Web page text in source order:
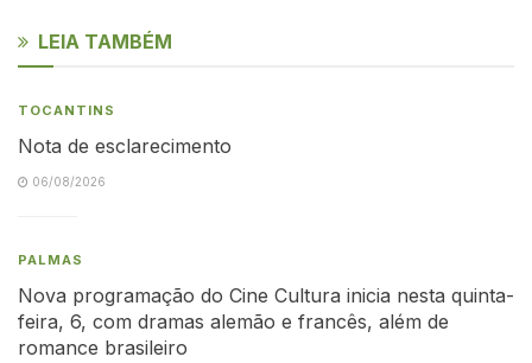
LEIA TAMBÉM
TOCANTINS
Nota de esclarecimento
06/08/2026
PALMAS
Nova programação do Cine Cultura inicia nesta quinta-
feira, 6, com dramas alemão e francês, além de
romance brasileiro